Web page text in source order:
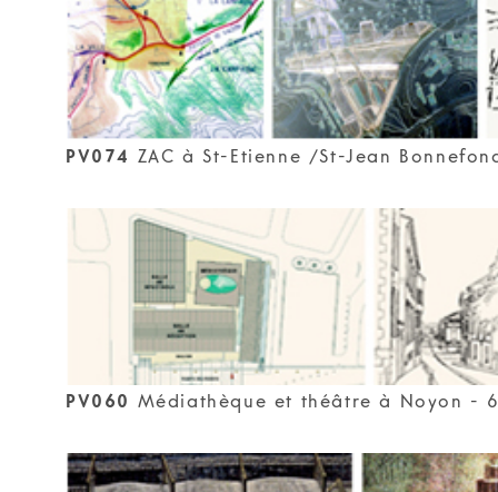
PV074 ZAC à St-Etienne /St-Jean
PV060 Médiathèque et théâtre à Noyon -